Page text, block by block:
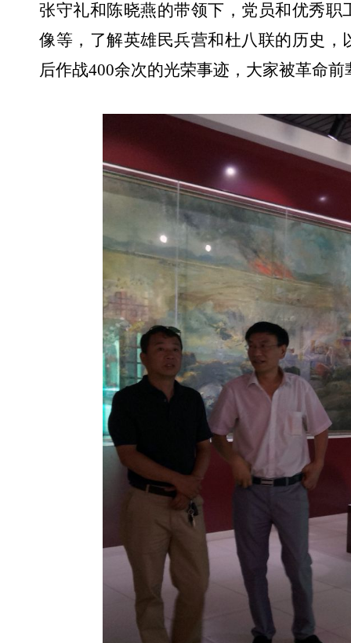
张守礼和陈晓燕的带领下， 党员和优秀职
像等，了解英雄民兵营和杜八联的历史
后作战400余次的光荣事迹，大家被革命